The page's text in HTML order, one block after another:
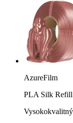
AzureFilm
PLA Silk